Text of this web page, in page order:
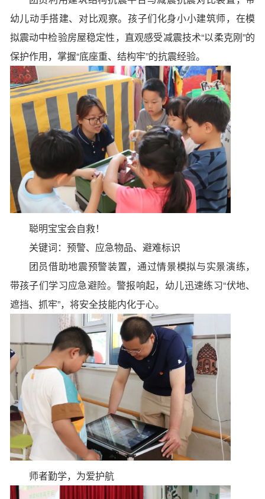
幼儿动手搭建、对比观察。孩子们化身小小建筑师，在模
拟震动中检验房屋稳定性，直观感受减震技术“以柔克刚”的
保护作用，掌握“底座重、结构牢”的抗震经验。
聪明宝宝会自救！
关键词：预警、应急物品、避难标识
团员借助地震预警装置，通过情景模拟与实景演练，
带孩子们学习应急避险。警报响起，幼儿迅速练习“伏地、
遮挡、抓牢”，将安全技能内化于心。
师者勤学，为爱护航